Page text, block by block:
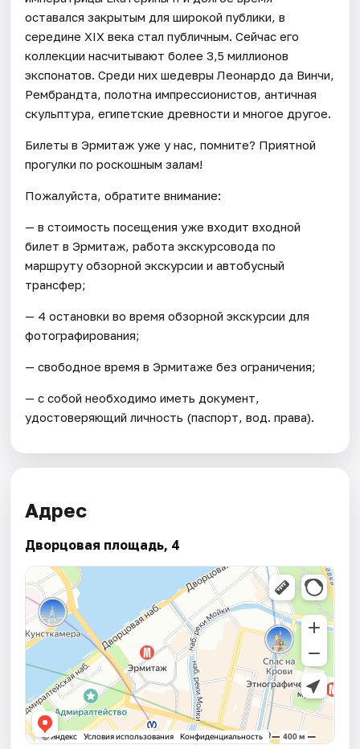
оставался закрытым для широкой публики, в
середине XIX века стал публичным. Сейчас его
коллекции насчитывают более 3,5 миллионов
экспонатов. Среди них шедевры Леонардо да Винчи,
Рембрандта, полотна импрессионистов, античная
скульптура, египетские древности и многое другое.
Билеты в Эрмитаж уже у нас, помните? Приятной
прогулки по роскошным залам!
Пожалуйста, обратите внимание:
— в стоимость посещения уже входит входной
билет в Эрмитаж, работа экскурсовода по
маршруту обзорной экскурсии и автобусный
трансфер;
— 4 остановки во время обзорной экскурсии для
фотографирования;
— свободное время в Эрмитаже без ограничения;
— с собой необходимо иметь документ,
удостоверяющий личность (паспорт, вод. права).
Адрес
Дворцовая площадь, 4